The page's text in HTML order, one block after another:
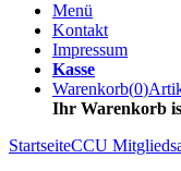
Menü
Kontakt
Impressum
Kasse
Warenkorb(0)
Ihr Warenkorb
StartseiteCCU